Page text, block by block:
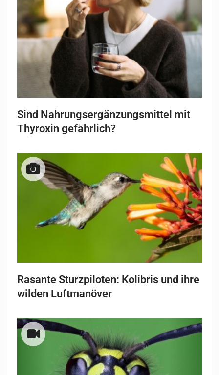
Sind Nahrungsergänzungsmittel mit
Thyroxin gefährlich?
Rasante Sturzpiloten: Kolibris und ihre
wilden Luftmanöver